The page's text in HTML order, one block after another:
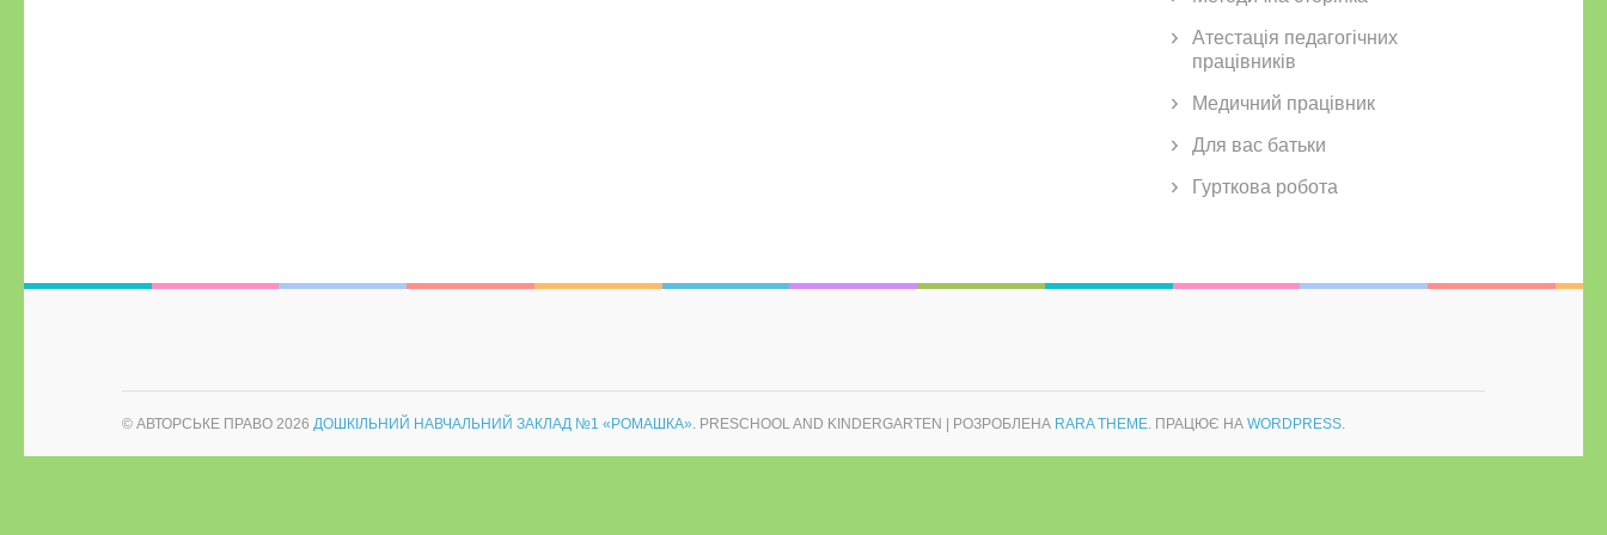
Атестація педагогічних
працівників
Медичний працівник
Для вас батьки
Гурткова робота
© АВТОРСЬКЕ ПРАВО 2026 ДОШКІЛЬНИЙ НАВЧАЛЬНИЙ ЗАКЛАД №1 «РОМАШКА». PRESCHOOL AND KINDERGARTEN | РОЗРОБЛЕНА RARA THEME. ПРАЦЮЄ НА WORDPRESS.